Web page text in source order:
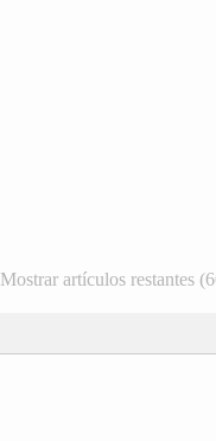
Mostrar artículos restantes